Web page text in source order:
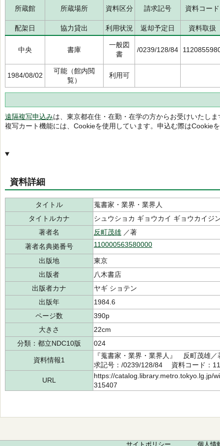
所蔵館 所蔵場所 資料区分 請求記号 資料コード
配架日 協力貸出 利用状況 返却予定日 資料取扱
中央 書庫
一般図
書
/0239/128/84
1984/08/02
可能（館内閲
覧）
利用可
遠隔複写申込みは、東京都在住・在勤・在学の方からお受けいたしま
複写カート機能には、Cookieを使用しています。申込む際はCookie
資料詳細
タイトル
蒐書家・業界・業界人
タイトルカナ
シュウショカ ギョウカイ ギョウカイジ
著者名
反町茂雄 ／著
著者名典拠番号
110000563580000
出版地
東京
出版者
八木書店
出版者カナ
ヤギ ショテン
出版年
1984.6
ページ数
390p
大きさ
22cm
分類：都立NDC10版
024
資料情報1
『蒐書家・業界・業界人』 反町茂
求記号：/0239/128/84 資料コード：
URL
https://catalog.library.metro.tokyo.lg.jp/
315407
サイトポリシー 個人情